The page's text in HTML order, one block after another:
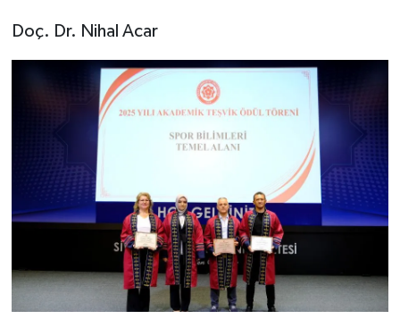
Doç. Dr. Nihal Acar